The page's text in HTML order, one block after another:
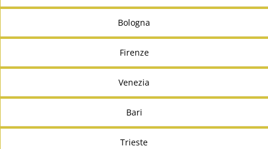
Bologna
Firenze
Venezia
Bari
Trieste